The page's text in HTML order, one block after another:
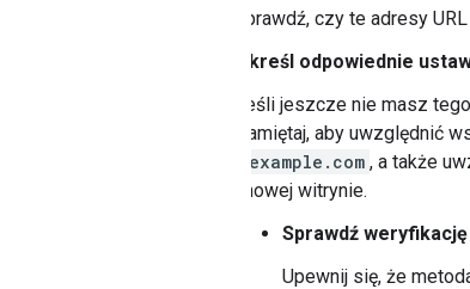
sprawdź, czy te adresy
Określ odpowiednie
Jeśli jeszcze nie masz
Pamiętaj, aby uwzględnić
example.com , a także
i nowej witrynie.
Sprawdź
Upewnij się, że